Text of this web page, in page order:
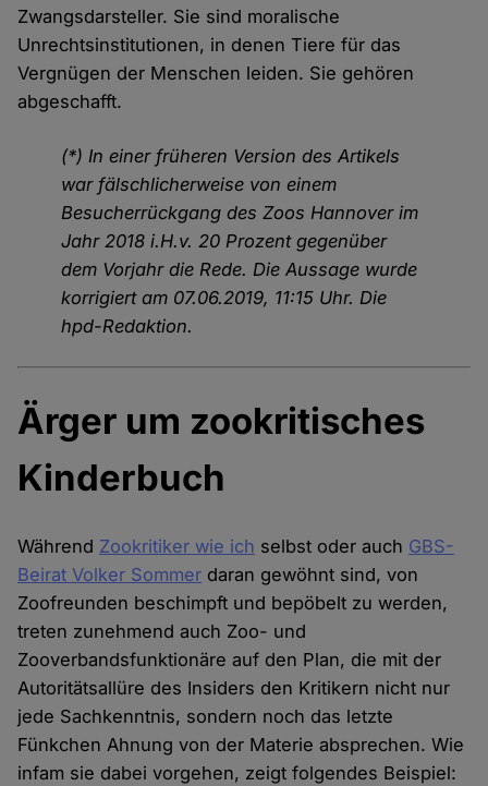
Zwangsdarsteller. Sie sind moralische
Unrechtsinstitutionen, in denen Tiere für das
Vergnügen der Menschen leiden. Sie gehören
abgeschafft.
(*) In einer früheren Version des Artikels
war fälschlicherweise von einem
Besucherrückgang des Zoos Hannover im
Jahr 2018 i.H.v. 20 Prozent gegenüber
dem Vorjahr die Rede. Die Aussage wurde
korrigiert am 07.06.2019, 11:15 Uhr. Die
hpd-Redaktion.
Ärger um zookritisches
Kinderbuch
Während Zookritiker wie ich selbst oder auch GBS-
Beirat Volker Sommer daran gewöhnt sind, von
Zoofreunden beschimpft und bepöbelt zu werden,
treten zunehmend auch Zoo- und
Zooverbandsfunktionäre auf den Plan, die mit der
Autoritätsallüre des Insiders den Kritikern nicht nur
jede Sachkenntnis, sondern noch das letzte
Fünkchen Ahnung von der Materie absprechen. Wie
infam sie dabei vorgehen, zeigt folgendes Beispiel: